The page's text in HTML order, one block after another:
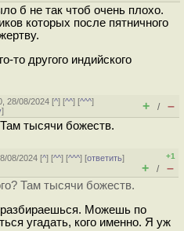
б не так чтоб очень плохо.
которых после пятничного
то другого индийского
28/08/2024 [^] [^^] [^^^]
] + / –
Там тысячи божеств.
08/2024 [^] [^^] [^^^] [ответить]
+1
+ / –
Там тысячи божеств.
Можешь по
угадать, кого именно. Я уж